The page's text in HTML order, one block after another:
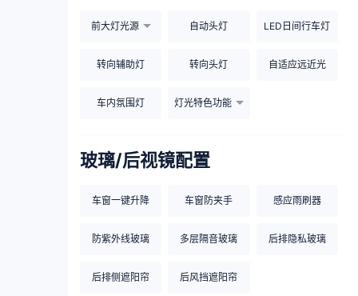
前大灯光源 自动头灯 LED日间行车灯
转向辅助灯 转向头灯 自适应远近光
车内氛围灯 灯光特色功能
玻璃/后视镜配置
车窗一键升降 车窗防夹手 感应雨刷器
防紫外线玻璃 多层隔音玻璃 后排隐私玻璃
后排侧遮阳帘 后风挡遮阳帘